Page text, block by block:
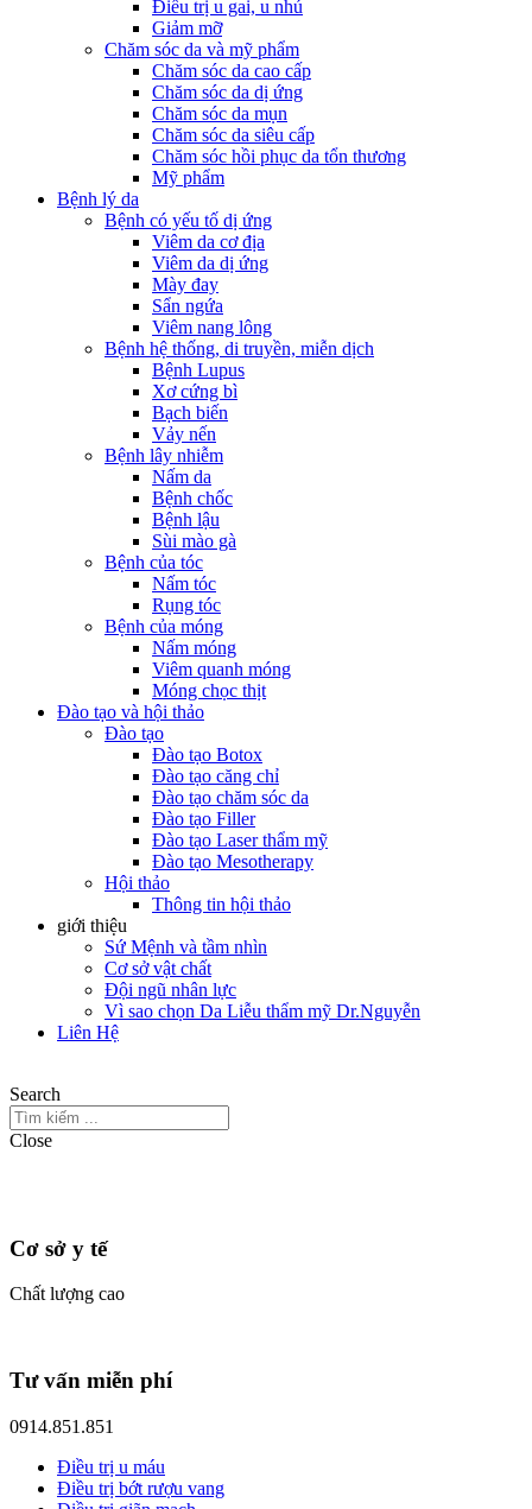
Điều trị u gai, u nhú
Giảm mỡ
Chăm sóc da và mỹ phẩm
Chăm sóc da cao cấp
Chăm sóc da dị ứng
Chăm sóc da mụn
Chăm sóc da siêu cấp
Chăm sóc hồi phục da tổn thương
Mỹ phẩm
Bệnh lý da
Bệnh có yếu tố dị ứng
Viêm da cơ địa
Viêm da dị ứng
Mày đay
Sẩn ngứa
Viêm nang lông
Bệnh hệ thống, di truyền, miễn dịch
Bệnh Lupus
Xơ cứng bì
Bạch biến
Vảy nến
Bệnh lây nhiễm
Nấm da
Bệnh chốc
Bệnh lậu
Sùi mào gà
Bệnh của tóc
Nấm tóc
Rụng tóc
Bệnh của móng
Nấm móng
Viêm quanh móng
Móng chọc thịt
Đào tạo và hội thảo
Đào tạo
Đào tạo Botox
Đào tạo căng chỉ
Đào tạo chăm sóc da
Đào tạo Filler
Đào tạo Laser thẩm mỹ
Đào tạo Mesotherapy
Hội thảo
Thông tin hội thảo
giới thiệu
Sứ Mệnh và tầm nhìn
Cơ sở vật chất
Đội ngũ nhân lực
Vì sao chọn Da Liễu thẩm mỹ Dr.Nguyễn
Liên Hệ
Search
Close
Cơ sở y tế
Chất lượng cao
Tư vấn miễn phí
0914.851.851
Điều trị u máu
Điều trị bớt rượu vang